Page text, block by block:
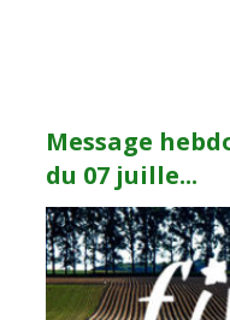
Message
du 07 juille...